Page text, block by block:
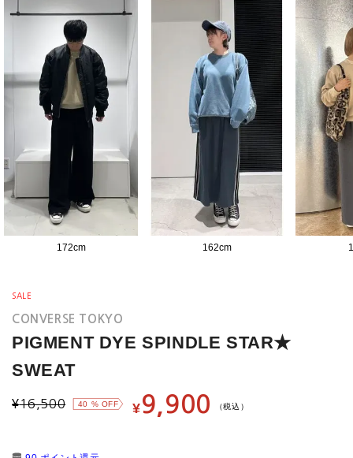
172cm 162cm
SALE
CONVERSE TOKYO
PIGMENT DYE SPINDLE STAR★
SWEAT
¥16,500 40 % OFF ¥9,900 （税込）